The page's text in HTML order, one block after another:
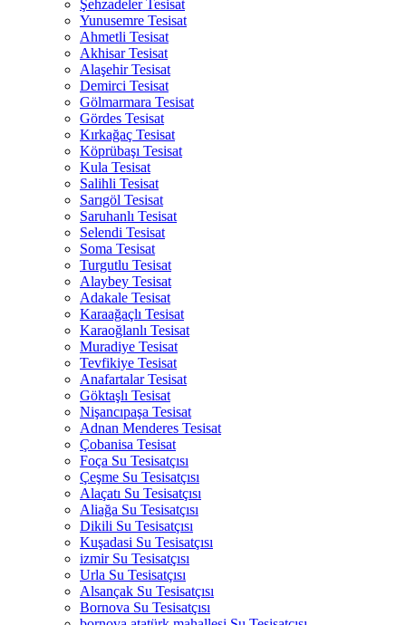
Şehzadeler Tesisat
Yunusemre Tesisat
Ahmetli Tesisat
Akhisar Tesisat
Alaşehir Tesisat
Demirci Tesisat
Gölmarmara Tesisat
Gördes Tesisat
Kırkağaç Tesisat
Köprübaşı Tesisat
Kula Tesisat
Salihli Tesisat
Sarıgöl Tesisat
Saruhanlı Tesisat
Selendi Tesisat
Soma Tesisat
Turgutlu Tesisat
Alaybey Tesisat
Adakale Tesisat
Karaağaçlı Tesisat
Karaoğlanlı Tesisat
Muradiye Tesisat
Tevfikiye Tesisat
Anafartalar Tesisat
Göktaşlı Tesisat
Nişancıpaşa Tesisat
Adnan Menderes Tesisat
Çobanisa Tesisat
Foça Su Tesisatçısı
Çeşme Su Tesisatçısı
Alaçatı Su Tesisatçısı
Aliağa Su Tesisatçısı
Dikili Su Tesisatçısı
Kuşadasi Su Tesisatçısı
izmir Su Tesisatçısı
Urla Su Tesisatçısı
Alsançak Su Tesisatçısı
Bornova Su Tesisatçısı